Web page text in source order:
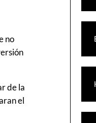
no
de la
el